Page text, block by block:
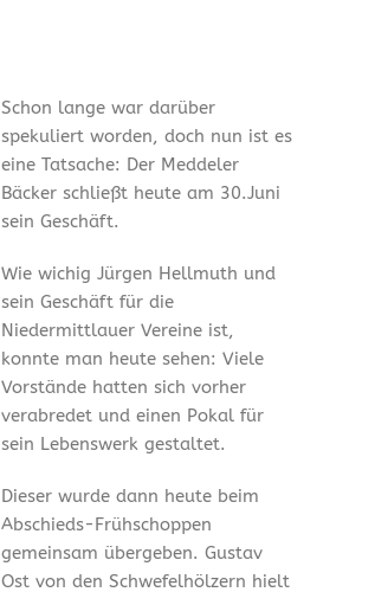
Schon lange war darüber
spekuliert worden, doch nun ist es
eine Tatsache: Der Meddeler
Bäcker schließt heute am 30.Juni
sein Geschäft.
Wie wichig Jürgen Hellmuth und
sein Geschäft für die
Niedermittlauer Vereine ist,
konnte man heute sehen: Viele
Vorstände hatten sich vorher
verabredet und einen Pokal für
sein Lebenswerk gestaltet.
Dieser wurde dann heute beim
Abschieds-Frühschoppen
gemeinsam übergeben. Gustav
Ost von den Schwefelhölzern hielt